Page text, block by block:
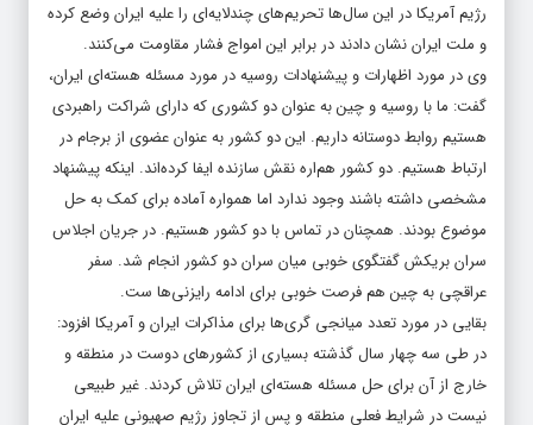
رژیم آمریکا در این سال‌ها تحریم‌های چندلایه‌ای را علیه ایران وضع کرده
و ملت ایران نشان دادند در برابر این امواج فشار مقاومت می‌کنند.
وی در مورد اظهارات و پیشنهادات روسیه در مورد مسئله هسته‌ای ایران،
گفت: ما با روسیه و چین به عنوان دو کشوری که دارای شراکت راهبردی
هستیم روابط دوستانه داریم. این دو کشور به عنوان عضوی از برجام در
ارتباط هستیم. دو کشور هم‌اره نقش سازنده ایفا کرده‌اند. اینکه پیشنهاد
مشخصی داشته باشند وجود ندارد اما همواره آماده برای کمک به حل
موضوع بودند. همچنان در تماس با دو کشور هستیم. در جریان اجلاس
سران بریکش گفتگوی خوبی میان سران دو کشور انجام شد. سفر
عراقچی به چین هم فرصت خوبی برای ادامه رایزنی‌ها ست.
بقایی در مورد تعدد میانجی گری‌ها برای مذاکرات ایران و آمریکا افزود:
در طی سه چهار سال گذشته بسیاری از کشورهای دوست در منطقه و
خارج از آن برای حل مسئله هسته‌ای ایران تلاش کردند. غیر طبیعی
نیست در شرایط فعلی منطقه و پس از تجاوز رژیم صهیونی علیه ایران